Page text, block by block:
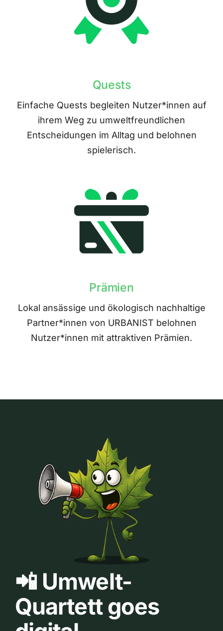
Quests
Einfache Quests begleiten Nutzer*innen auf
ihrem Weg zu umweltfreundlichen
Entscheidungen im Alltag und belohnen
spielerisch.
Prämien
Lokal ansässige und ökologisch nachhaltige
Partner*innen von URBANIST belohnen
Nutzer*innen mit attraktiven Prämien.
📲 Umwelt-
Quartett goes